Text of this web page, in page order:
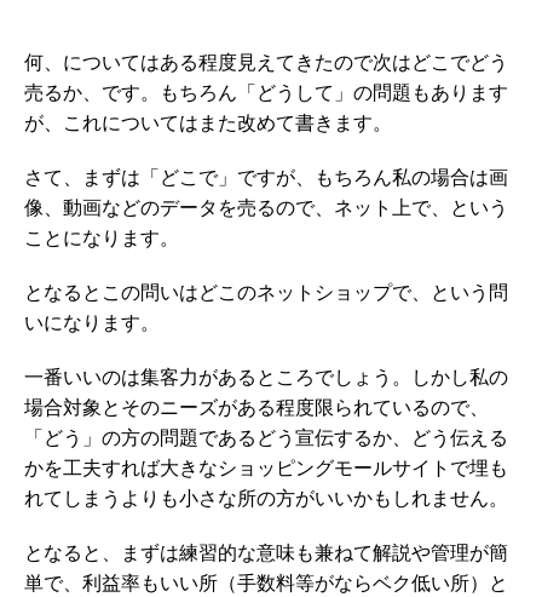
何、についてはある程度見えてきたので次はどこでどう
売るか、です。もちろん「どうして」の問題もあります
が、これについてはまた改めて書きます。
さて、まずは「どこで」ですが、もちろん私の場合は画
像、動画などのデータを売るので、ネット上で、という
ことになります。
となるとこの問いはどこのネットショップで、という問
いになります。
一番いいのは集客力があるところでしょう。しかし私の
場合対象とそのニーズがある程度限られているので、
「どう」の方の問題であるどう宣伝するか、どう伝える
かを工夫すれば大きなショッピングモールサイトで埋も
れてしまうよりも小さな所の方がいいかもしれません。
となると、まずは練習的な意味も兼ねて解説や管理が簡
単で、利益率もいい所（手数料等がならベク低い所）と